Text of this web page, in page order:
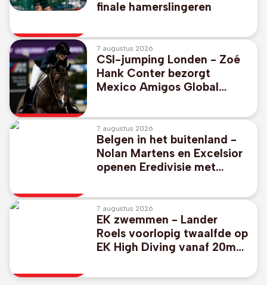
finale hamerslingeren
7 augustus 2026
CSI-jumping Londen - Zoé
Hank Conter bezorgt
Mexico Amigos Global
overwinning in Londen
7 augustus 2026
Belgen in het buitenland -
Nolan Martens en Excelsior
openen Eredivisie met
promovendus Cambuur
7 augustus 2026
EK zwemmen - Lander
Roels voorlopig twaalfde op
EK High Diving vanaf 20m